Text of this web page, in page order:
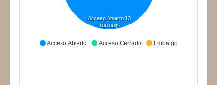
Acceso Abierto Acceso Cerrado Embargo
Acceso Abierto 13
100.00%